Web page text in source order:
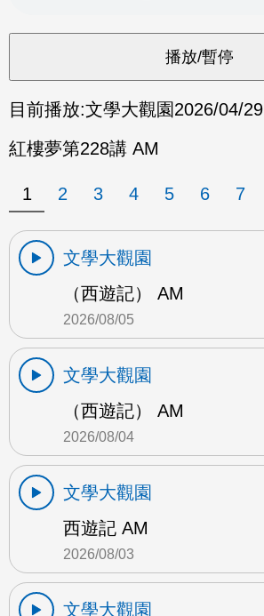
目前播放:文學大觀園2026/04/29
紅樓夢第228講 AM
1 2 3 4 5 6 7
文學大觀園
（西遊記） AM
2026/08/05
文學大觀園
（西遊記） AM
2026/08/04
文學大觀園
西遊記 AM
2026/08/03
文學大觀園